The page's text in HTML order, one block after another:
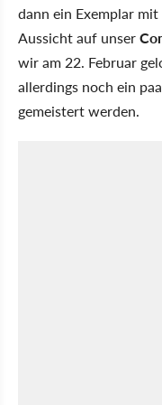
dann ein Exemplar
Aussicht auf unser
wir am 22. Februar
allerdings noch ein
gemeistert werden.